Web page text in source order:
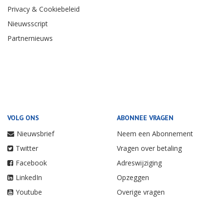
Privacy & Cookiebeleid
Nieuwsscript
Partnernieuws
VOLG ONS
Nieuwsbrief
Twitter
Facebook
LinkedIn
Youtube
ABONNEE VRAGEN
Neem een Abonnement
Vragen over betaling
Adreswijziging
Opzeggen
Overige vragen